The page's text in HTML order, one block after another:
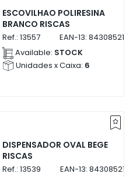
ESCOVILHAO POLIRESINA
BRANCO RISCAS
Ref.: 13557 EAN-13:
Available: STOCK
Unidades x Caixa: 6
DISPENSADOR OVAL BEGE
RISCAS
Ref.: 13539 EAN-13: